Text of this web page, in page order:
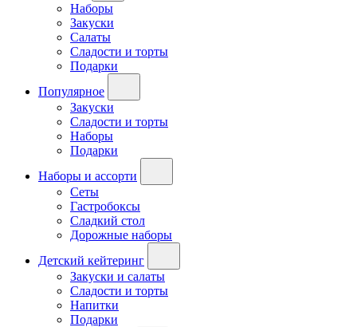
Наборы
Закуски
Салаты
Сладости и торты
Подарки
Популярное
Закуски
Сладости и торты
Наборы
Подарки
Наборы и ассорти
Сеты
Гастробоксы
Сладкий стол
Дорожные наборы
Детский кейтеринг
Закуски и салаты
Сладости и торты
Напитки
Подарки